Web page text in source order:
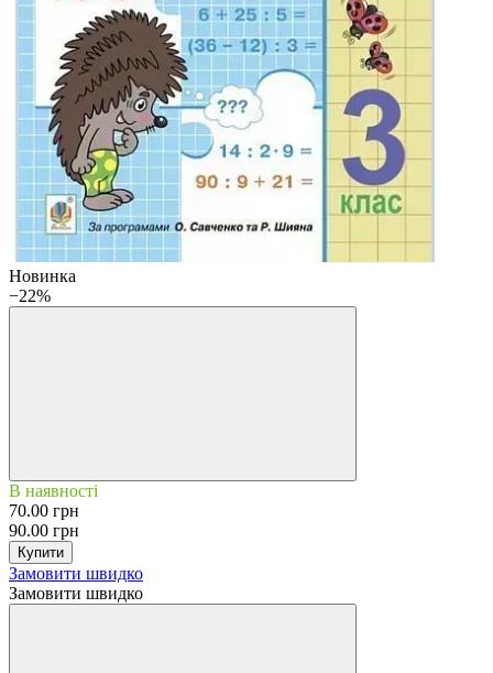
Новинка
−22%
В наявності
70.00 грн
90.00 грн
Купити
Замовити швидко
Замовити швидко